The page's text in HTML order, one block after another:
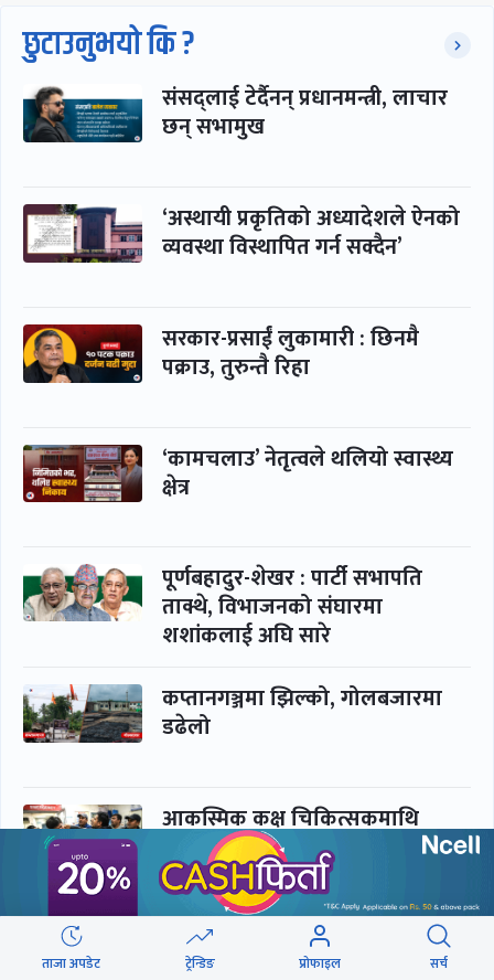
छुटाउनुभयो कि ?
संसद्लाई टेर्दैनन् प्रधानमन्त्री, लाचार
छन् सभामुख
‘अस्थायी प्रकृतिको अध्यादेशले ऐनको
व्यवस्था विस्थापित गर्न सक्दैन’
सरकार-प्रसाईं लुकामारी : छिनमै
पक्राउ, तुरुन्तै रिहा
‘कामचलाउ’ नेतृत्वले थलियो स्वास्थ्य
क्षेत्र
पूर्णबहादुर-शेखर : पार्टी सभापति
ताक्थे, विभाजनको संघारमा
शशांकलाई अघि सारे
कप्तानगञ्जमा झिल्को, गोलबजारमा
डढेलो
आकस्मिक कक्ष चिकित्सकमाथि
हातपातको ‘हटस्पट’
नपढी ‘पास’, नपढाइ ‘गुणस्तर’
ताजा अपडेट ट्रेन्डिङ प्रोफाइल सर्च